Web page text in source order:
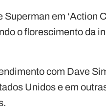
Superman em ‘Action
o florescimento da
com Dave
Unidos e em